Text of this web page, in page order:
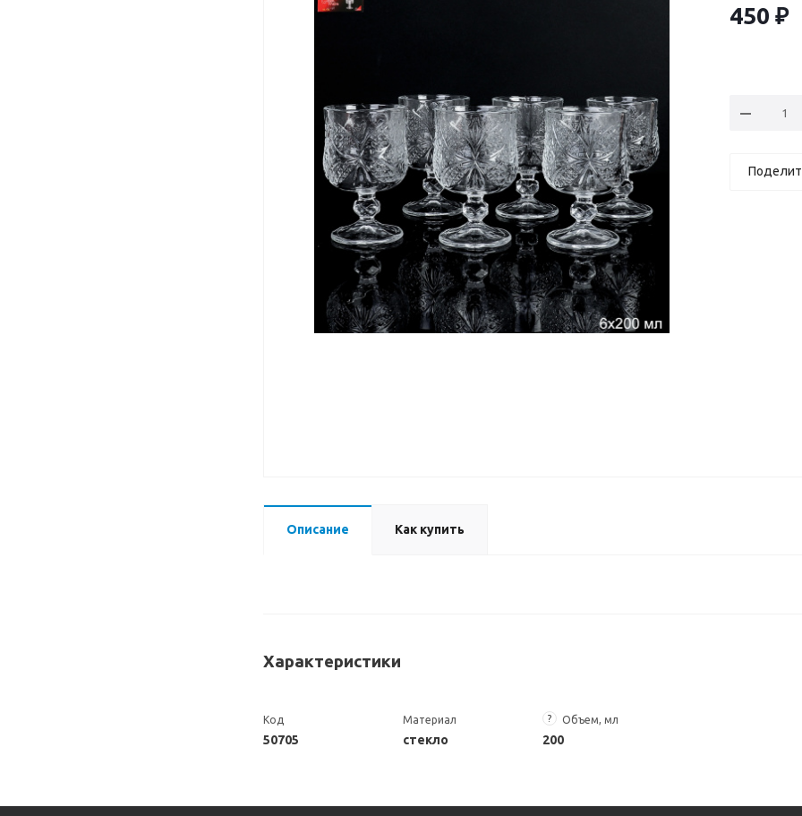
450 ₽
Описание Как купить
Характеристики
Код
50705
Материал
стекло
? Объем, мл
200